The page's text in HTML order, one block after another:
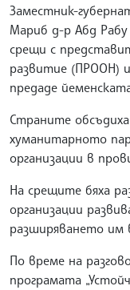
Заместник-
Мариб д-р Абд
срещи с
развитие (ПРООН)
предаде
Страните
хуманитарното
организации в
На срещите бяха
организации
разширяването им
По време на
програмата